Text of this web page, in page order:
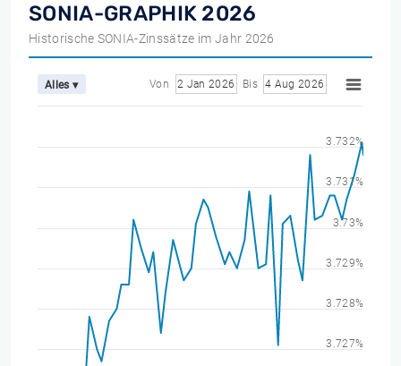
SONIA-GRAPHIK 2026
Historische SONIA-Zinssätze im Jahr 2026
Alles ▾ Von 2 Jan 2026 Bis 4 Aug 2026
3.727%
3.728%
3.729%
3.73%
3.731%
3.732%